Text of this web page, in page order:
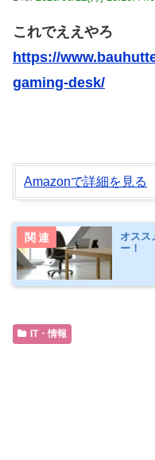
これでええやろ
https://
gaming-desk/
Amazonで詳細を見る
オスス
ー！
IT・情報